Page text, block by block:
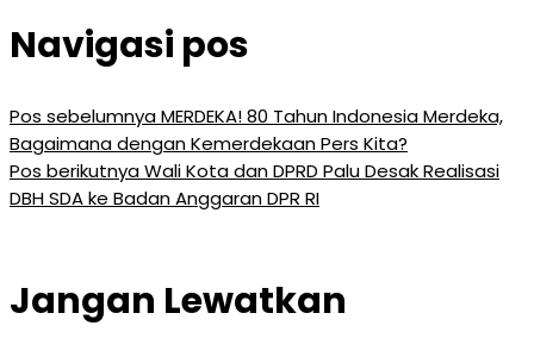
Navigasi pos
Pos sebelumnyaMERDEKA! 80 Tahun Indonesia Merdeka,
Bagaimana dengan Kemerdekaan Pers Kita?
Pos berikutnyaWali Kota dan DPRD Palu Desak Realisasi
DBH SDA ke Badan Anggaran DPR RI
Jangan Lewatkan